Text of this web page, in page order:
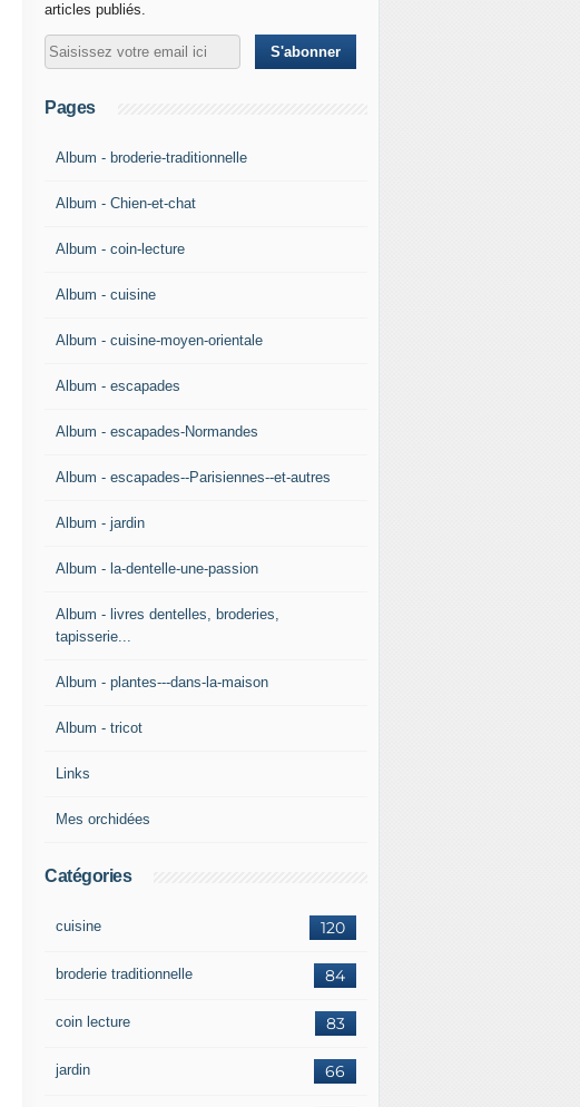
articles publiés.
Pages
Album - broderie-traditionnelle
Album - Chien-et-chat
Album - coin-lecture
Album - cuisine
Album - cuisine-moyen-orientale
Album - escapades
Album - escapades-Normandes
Album - escapades--Parisiennes--et-autres
Album - jardin
Album - la-dentelle-une-passion
Album - livres dentelles, broderies,
tapisserie...
Album - plantes---dans-la-maison
Album - tricot
Links
Mes orchidées
Catégories
120
cuisine
84
broderie traditionnelle
83
coin lecture
66
jardin